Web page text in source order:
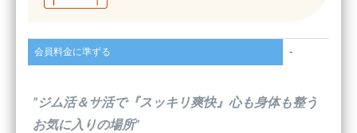
会員料金に準ずる -
”ジム活＆サ活で『スッキリ爽快』心も身体も整う
お気に入りの場所”